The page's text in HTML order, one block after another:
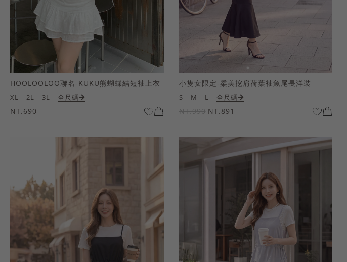
HOOLOOLOO聯名-KUKU熊蝴蝶結短袖上衣
XL 2L 3L 全尺碼
NT.690
小隻女限定-柔美挖肩荷葉袖魚尾長洋裝
S M L 全尺碼
NT.990 NT.891